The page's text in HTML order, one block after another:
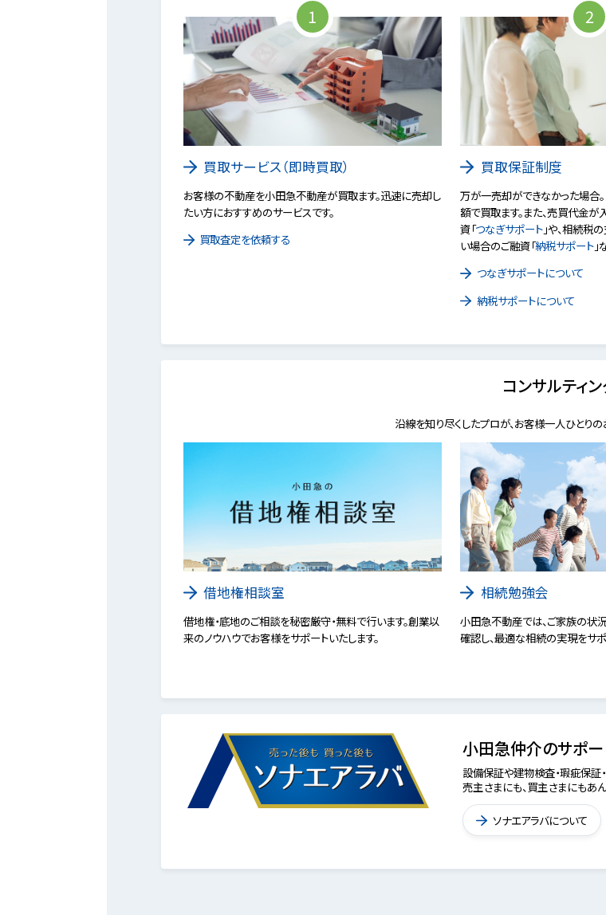
1
買取サービス（即時買取）
お客様の不動産を小田急不動産が買取ます。迅速に売却し
たい方におすすめのサービスです。
買取査定を依頼する
2
買取保証制度
万が一売却ができなかった場合
額で買取ます。また、売買代金
資「つなぎサポート 」や、相続
い場合のご融資「納税サポート
つなぎサポートについて
納税サポートについて
コンサルティ
沿線を知り尽くしたプロが、お客様一人ひとりの
借地権相談室
借地権・底地のご相談を秘密厳守・無料で行います。創業以
来のノウハウでお客様をサポートいたします。
相続勉強会
小田急不動産では、ご家族の状
確認し、最適な相続の実現をサポ
小田急仲介のサポー
設備保証や建物検査・瑕疵保証
売主さまにも、買主さまにもあ
ソナエアラバについて